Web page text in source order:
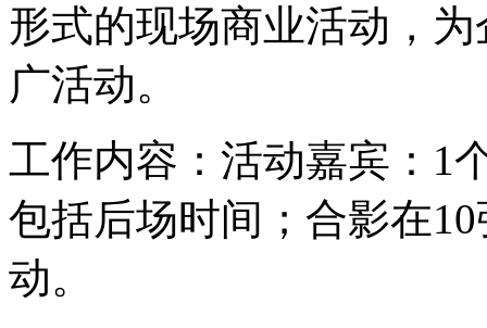
形式的现场商业活动，
广活动。
工作内容：活动嘉宾：1
包括后场时间；合影在
动。